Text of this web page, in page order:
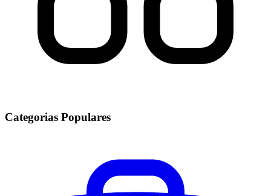
Categorias Populares